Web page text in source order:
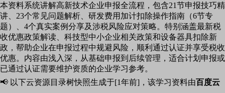
本资料系统讲解高新技术企业申报全流程，包含21节申报技巧精
讲、23个常见问题解析、研发费用加计扣除操作指南（6节专
题）、4个真实案例分享及涉税风险应对策略。特别涵盖最新税
收优惠政策解读、科技型中小企业相关政策和设备器具扣除新
政，帮助企业在申报过程中规避风险，顺利通过认证并享受税收
优惠。内容由浅入深，从基础申报到后续管理，适合计划申报或
已通过认证需要维护资质的企业学习参考。
📢 以下云资源目录树快照生成于[1年前]，该学习资料由百度云